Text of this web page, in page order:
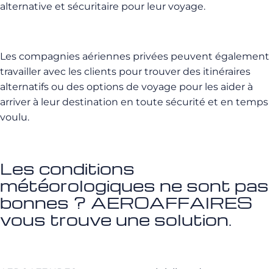
alternative et sécuritaire pour leur voyage.
Les compagnies aériennes privées peuvent également
travailler avec les clients pour trouver des itinéraires
alternatifs ou des options de voyage pour les aider à
arriver à leur destination en toute sécurité et en temps
voulu.
Les conditions
météorologiques ne sont pas
bonnes ? AEROAFFAIRES
vous trouve une solution.